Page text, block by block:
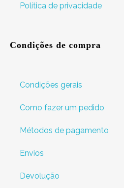
Política de privacidade
Condições de compra
Condições gerais
Como fazer um pedido
Métodos de pagamento
Envios
Devolução